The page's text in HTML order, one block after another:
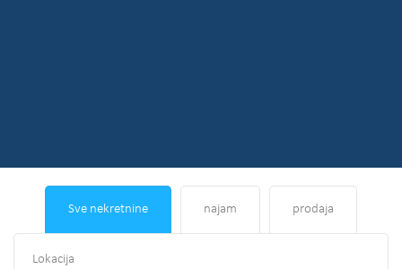
Sve nekretnine najam prodaja
Lokacija